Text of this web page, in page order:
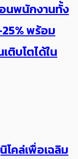
อนพนักงานทั้ง
พร้อม
ติบโตได้ใน
โคล่เพื่อเฉลิม